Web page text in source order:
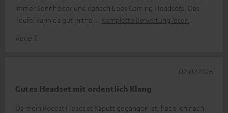
immer Sennheiser und danach Epos Gaming Headsets. Das
Teufel kann da gut mitha
Komplette Bewertung lesen
Rene T.
Gutes Headset mit ordentlich Klang
Da mein Roccat Headset Kaputt gegangen ist, habe ich nach
02.07.2026